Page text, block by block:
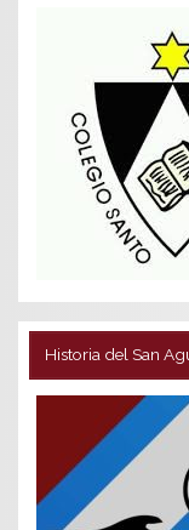
Historia del San